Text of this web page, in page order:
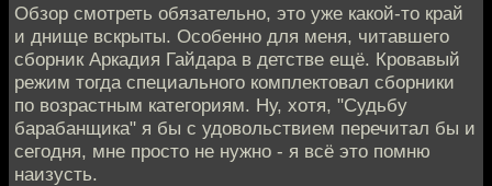
Обзор смотреть обязательно, это уже какой-то край
и днище вскрыты. Особенно для меня, читавшего
сборник Аркадия Гайдара в детстве ещё. Кровавый
режим тогда специального комплектовал сборники
по возрастным категориям. Ну, хотя, "Судьбу
барабанщика" я бы с удовольствием перечитал бы и
сегодня, мне просто не нужно - я всё это помню
наизусть.